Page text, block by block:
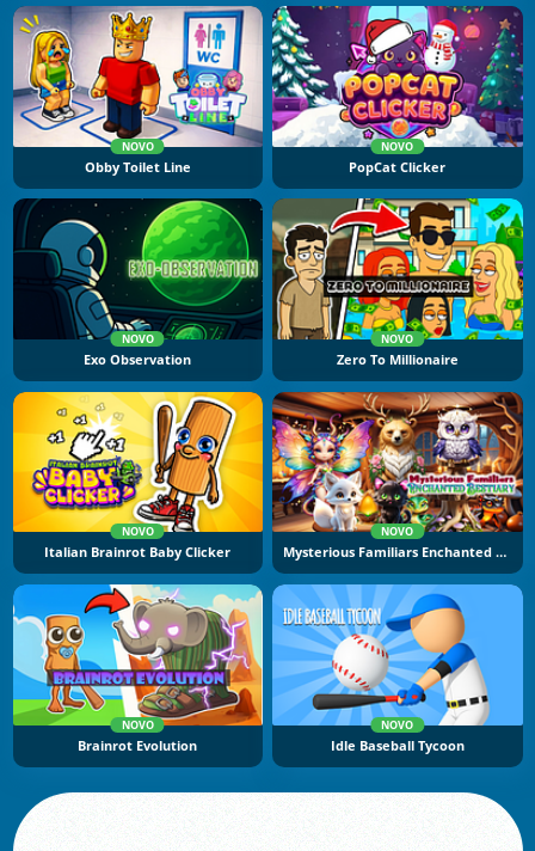
NOVO
Obby Toilet Line
NOVO
PopCat Clicker
NOVO
Exo Observation
NOVO
Zero To Millionaire
NOVO
Italian Brainrot Baby Clicker
NOVO
Mysterious Familiars Enchanted Bestiary
NOVO
Brainrot Evolution
NOVO
Idle Baseball Tycoon